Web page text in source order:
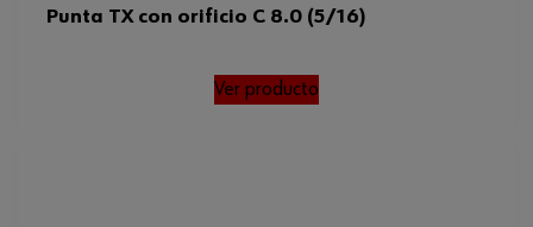
Punta TX con orificio C 8.0 (5/16)
Ver producto